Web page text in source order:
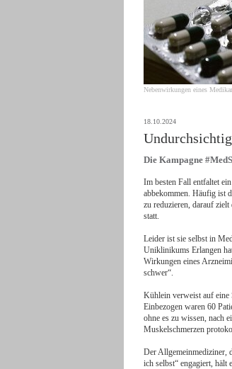
Nebenwirkungen eines
18.10.2024
Die Kampagne
Im besten Fall entfaltet
abbekommen. Häufig ist
zu reduzieren, darauf
statt.
Leider ist sie selbst in
Uniklinikums Erlangen
Wirkungen eines
schwer“.
Kühlein verweist auf eine
Einbezogen waren 60
ohne es zu wissen, nach
Muskelschmerzen
Der Allgemeinmediziner,
ich selbst“ engagiert, hält